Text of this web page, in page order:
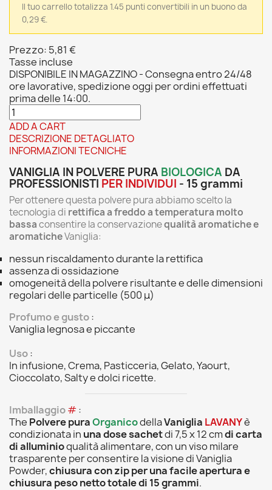
Il tuo carrello totalizza 1.45 punti convertibili in un buono da
0,29 €.
Prezzo: 5,81 €
Tasse incluse
DISPONIBILE IN MAGAZZINO - Consegna entro 24/48
ore lavorative, spedizione oggi per ordini effettuati
prima delle 14:00.
ADD A CART
DESCRIZIONE DETAGLIATO
INFORMAZIONI TECNICHE
VANIGLIA IN POLVERE PURA BIOLOGICA DA
PROFESSIONISTI PER INDIVIDUI - 15 grammi
Per ottenere questa polvere pura abbiamo scelto la
tecnologia di rettifica a freddo a temperatura molto
bassaconsentire la conservazionequalità aromatiche e
aromaticheVaniglia:
nessun riscaldamento durante la rettifica
assenza di ossidazione
omogeneità della polvere risultante e delle dimensioni
regolari delle particelle (500 μ)
Profumo e gusto:
Vaniglia legnosa e piccante
Uso:
In infusione, Crema, Pasticceria, Gelato, Yaourt,
Cioccolato, Salty e dolci ricette.
Imballaggio#:
The Polvere puraOrganicodellaVaniglia LAVANYè
condizionata in una dose sachetdi 7,5 x 12 cmdi carta
di alluminioqualità alimentare, con un viso milare
trasparente per consentire la visione di Vaniglia
Powder,chiusura con zip per una facile apertura e
chiusura peso netto totale di 15 grammi.